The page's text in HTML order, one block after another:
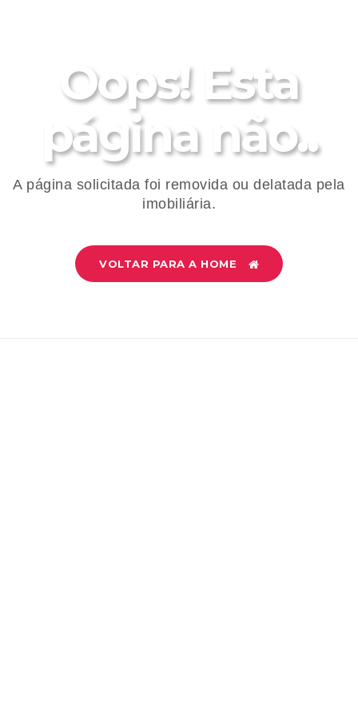
Oops! Esta
página não..
A página solicitada foi removida ou delatada pela
imobiliária.
VOLTAR PARA A HOME